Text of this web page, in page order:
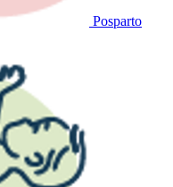
Posparto